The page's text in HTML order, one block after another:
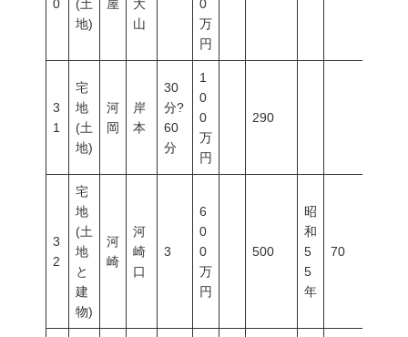
0
(土
地)
屋
大
山
0
万
円
3
1
宅
地
(土
地)
河
岡
岸
本
30
分?
60
分
1
0
0
万
円
290
3
2
宅
地
(土
地
と
建
物)
河
崎
河
崎
口
3
6
0
0
万
円
500
昭
和
5
5
年
70